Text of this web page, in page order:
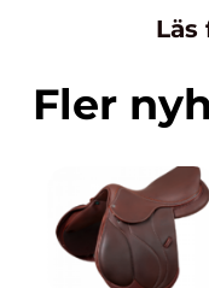
Fler